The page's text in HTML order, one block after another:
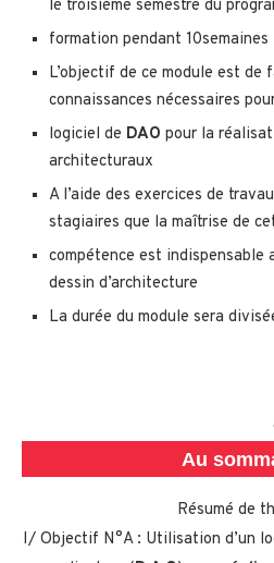
le troisième semestre du
formation pendant 10semaines
L’objectif de ce module est de
connaissances nécessaires
logiciel de DAO pour la
architecturaux
A l’aide des exercices de
stagiaires que la maîtrise de
compétence est indispensable
dessin d’architecture
La durée du module sera
Au
Résumé de
I/ Objectif N°A : Utilisation d’un